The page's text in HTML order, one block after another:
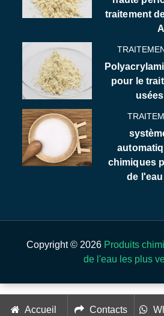
traitement
pour le
chimiques
de
Copyright © 2026 Produits
de l'eau les plus
Accueil Contacts